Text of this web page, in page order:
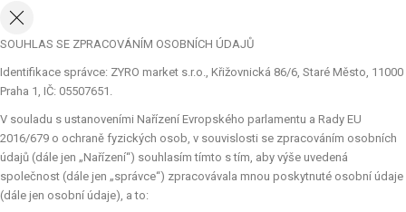
SOUHLAS SE ZPRACOVÁNÍM OSOBNÍCH ÚDAJŮ
Identifikace správce: ZYRO market s.r.o., Křižovnická 86/6, Staré Město, 11000
Praha 1, IČ: 05507651.
V souladu s ustanoveními Nařízení Evropského parlamentu a Rady EU
2016/679 o ochraně fyzických osob, v souvislosti se zpracováním osobních
údajů (dále jen „Nařízení“) souhlasím tímto s tím, aby výše uvedená
společnost (dále jen „správce“) zpracovávala mnou poskytnuté osobní údaje
(dále jen osobní údaje), a to: